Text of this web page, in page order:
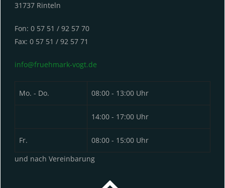
31737 Rinteln
Fon: 0 57 51 / 92 57 70
Fax: 0 57 51 / 92 57 71
info@fruehmark-vogt.de
Mo. - Do. 08:00 - 13:00 Uhr
14:00 - 17:00 Uhr
Fr.
08:00 - 15:00 Uhr
und nach Vereinbarung